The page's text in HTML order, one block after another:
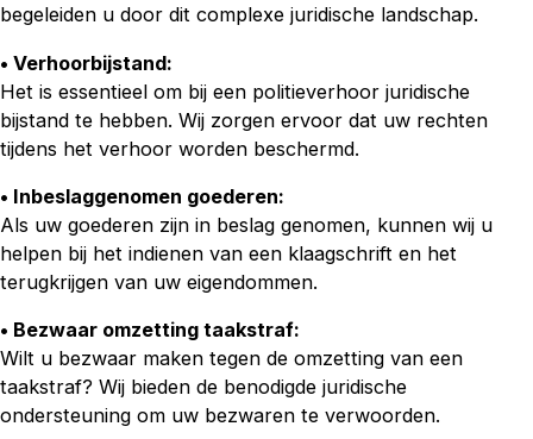
begeleiden u door dit complexe juridische landschap.
• Verhoorbijstand:
Het is essentieel om bij een politieverhoor juridische
bijstand te hebben. Wij zorgen ervoor dat uw rechten
tijdens het verhoor worden beschermd.
• Inbeslaggenomen goederen:
Als uw goederen zijn in beslag genomen, kunnen wij u
helpen bij het indienen van een klaagschrift en het
terugkrijgen van uw eigendommen.
• Bezwaar omzetting taakstraf:
Wilt u bezwaar maken tegen de omzetting van een
taakstraf? Wij bieden de benodigde juridische
ondersteuning om uw bezwaren te verwoorden.